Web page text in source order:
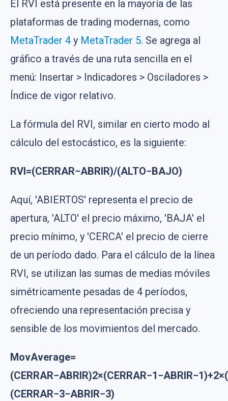
El RVI está presente en la mayoría de las
plataformas de trading modernas, como
MetaTrader 4 y MetaTrader 5. Se agrega al
gráfico a través de una ruta sencilla en el
menú: Insertar > Indicadores > Osciladores >
Índice de vigor relativo.
La fórmula del RVI, similar en cierto modo al
cálculo del estocástico, es la siguiente:
RVI=(CERRAR−ABRIR)/(ALTO−BAJO)
Aquí, 'ABIERTOS' representa el precio de
apertura, 'ALTO' el precio máximo, 'BAJA' el
precio mínimo, y 'CERCA' el precio de cierre
de un período dado. Para el cálculo de la línea
RVI, se utilizan las sumas de medias móviles
simétricamente pesadas de 4 períodos,
ofreciendo una representación precisa y
sensible de los movimientos del mercado.
MovAverage=
(CERRAR−3−ABRIR−3)